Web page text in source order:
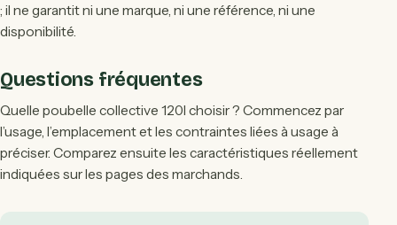
; il ne garantit ni une marque, ni une référence, ni une
disponibilité.
Questions fréquentes
Quelle poubelle collective 120l choisir ? Commencez par
l’usage, l’emplacement et les contraintes liées à usage à
préciser. Comparez ensuite les caractéristiques réellement
indiquées sur les pages des marchands.